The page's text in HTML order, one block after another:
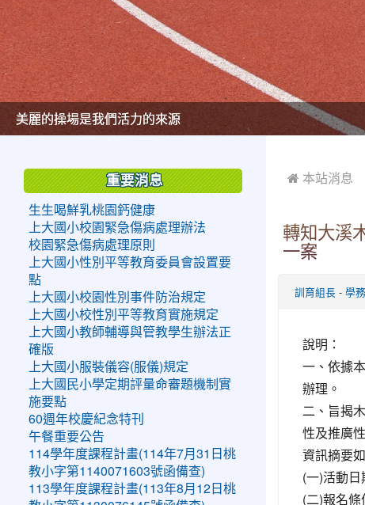
美麗的操場是我們活力的來源
美麗的操場是我們活力的來源
煥然一新的小司令台
煥然一新的小司令台
富含桃園埤塘田園風光意象的中廊
富含桃園埤塘田園風光意象的中廊
嶄新的中庭廣場
嶄新的中庭廣場
水生池生生不息
水生池生生不息
 本站消息
轉知大溪
一案
訓育組長 - 學
說明：
一、依據
辦理。
二、旨揭
性及推廣
資訊摘要
(一)活動
(二)報名
重要消息
生生喝鮮乳桃園鈣健康
上大國小校園緊急傷病處理辦法
校園緊急傷病處理原則
上大國小性別平等教育委員會設置要
點
上大國小校園性別事件防治規定
上大國小校性別平等教育實施規定
上大國小教師輔導與管教學生辦法正
確版
上大國小服裝儀容(服儀)規定
上大國民小學定期評量命審題機制實
施要點
60週年校慶紀念特刊
午餐重要公告
114學年度課程計畫(114年7月31日桃
教小字第1140071603號函備查)
113學年度課程計畫(113年8月12日桃